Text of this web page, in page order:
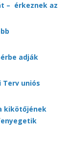
– érkeznek az
adják
Terv uniós
kikötőjének